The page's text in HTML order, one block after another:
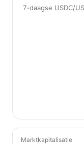
7-daagse USDC/
Marktkapitalisatie